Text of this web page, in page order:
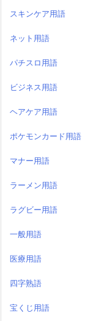
スキンケア用語
ネット用語
パチスロ用語
ビジネス用語
ヘアケア用語
ポケモンカード用語
マナー用語
ラーメン用語
ラグビー用語
一般用語
医療用語
四字熟語
宝くじ用語